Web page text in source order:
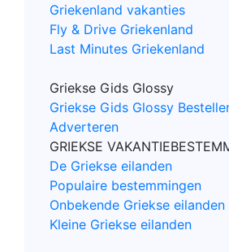
Griekenland vakanties
Fly & Drive Griekenland
Last Minutes Griekenland
Griekse Gids Glossy
Griekse Gids Glossy
Adverteren
GRIEKSE
De Griekse eilanden
Populaire bestemmingen
Onbekende Griekse eilanden
Kleine Griekse eilanden